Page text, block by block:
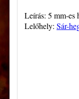
Leírás: 5 mm-es
Lelőhely: Sár-